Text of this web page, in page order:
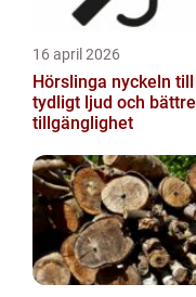
16 april 2026
Hörslinga nyckeln till
tydligt ljud och bättre
tillgänglighet